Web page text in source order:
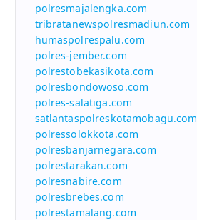
polresmajalengka.com
tribratanewspolresmadiun.com
humaspolrespalu.com
polres-jember.com
polrestobekasikota.com
polresbondowoso.com
polres-salatiga.com
satlantaspolreskotamobagu.com
polressolokkota.com
polresbanjarnegara.com
polrestarakan.com
polresnabire.com
polresbrebes.com
polrestamalang.com